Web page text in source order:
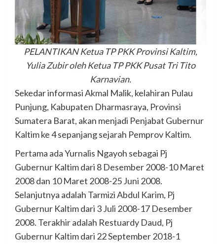
PELANTIKAN Ketua TP PKK Provinsi Kaltim,
Yulia Zubir oleh Ketua TP PKK Pusat Tri Tito
Karnavian.
Sekedar informasi Akmal Malik, kelahiran Pulau
Punjung, Kabupaten Dharmasraya, Provinsi
Sumatera Barat, akan menjadi Penjabat Gubernur
Kaltim ke 4 sepanjang sejarah Pemprov Kaltim.
Pertama ada Yurnalis Ngayoh sebagai Pj
Gubernur Kaltim dari 8 Desember 2008-10 Maret
2008 dan 10 Maret 2008-25 Juni 2008.
Selanjutnya adalah Tarmizi Abdul Karim, Pj
Gubernur Kaltim dari 3 Juli 2008-17 Desember
2008. Terakhir adalah Restuardy Daud, Pj
Gubernur Kaltim dari 22 September 2018-1